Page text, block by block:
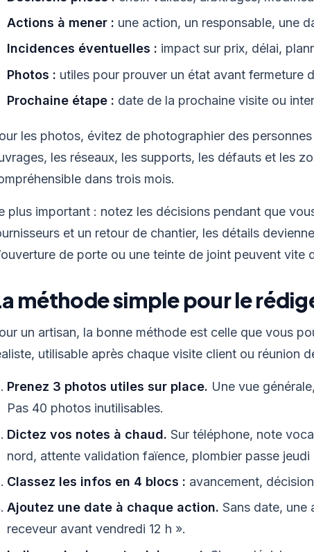
Actions à mener : une action, un responsable, une
Incidences éventuelles : impact sur prix, délai,
Photos : utiles pour prouver un état avant fermeture
Prochaine étape : date de la prochaine visite ou
les photos, évitez de photographier des
les réseaux, les supports, les défauts et les
dans trois mois.
plus important : notez les décisions pendant que
et un retour de chantier, les détails
de porte ou une teinte de joint peuvent vite
méthode simple pour le
un artisan, la bonne méthode est celle que vous
utilisable après chaque visite client ou réunion
Prenez 3 photos utiles sur place. Une vue
Pas 40 photos inutilisables.
Dictez vos notes à chaud. Sur téléphone, note
nord, attente validation faïence, plombier passe jeudi
Classez les infos en 4 blocs : avancement,
Ajoutez une date à chaque action. Sans date, une
receveur avant vendredi 12 h ».